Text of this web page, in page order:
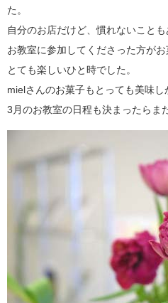
た。
自分のお店だけど、慣れないこと
お教室に参加してくださった方が
とても楽しいひと時でした。
mielさんのお菓子もとっても美味し
3月のお教室の日程も決まったらま